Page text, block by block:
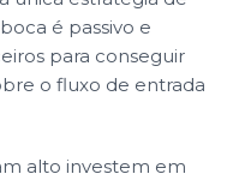
é passivo e
para conseguir
o fluxo de entrada
alto investem em